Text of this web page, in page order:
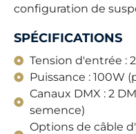
configuration de
SPÉCIFICATIONS
Tension d'entrée :
Puissance : 100W
Canaux DMX : 2
semence)
Options de câble